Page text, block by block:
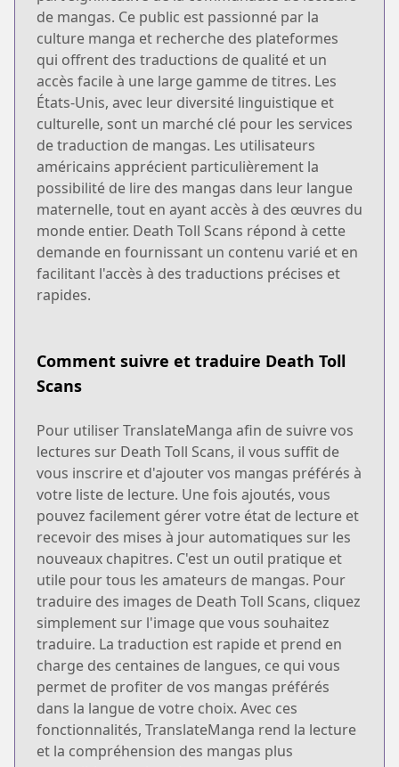
de mangas. Ce public est passionné par la
culture manga et recherche des plateformes
qui offrent des traductions de qualité et un
accès facile à une large gamme de titres. Les
États-Unis, avec leur diversité linguistique et
culturelle, sont un marché clé pour les services
de traduction de mangas. Les utilisateurs
américains apprécient particulièrement la
possibilité de lire des mangas dans leur langue
maternelle, tout en ayant accès à des œuvres du
monde entier. Death Toll Scans répond à cette
demande en fournissant un contenu varié et en
facilitant l'accès à des traductions précises et
rapides.
Comment suivre et traduire Death Toll
Scans
Pour utiliser TranslateManga afin de suivre vos
lectures sur Death Toll Scans, il vous suffit de
vous inscrire et d'ajouter vos mangas préférés à
votre liste de lecture. Une fois ajoutés, vous
pouvez facilement gérer votre état de lecture et
recevoir des mises à jour automatiques sur les
nouveaux chapitres. C'est un outil pratique et
utile pour tous les amateurs de mangas. Pour
traduire des images de Death Toll Scans, cliquez
simplement sur l'image que vous souhaitez
traduire. La traduction est rapide et prend en
charge des centaines de langues, ce qui vous
permet de profiter de vos mangas préférés
dans la langue de votre choix. Avec ces
fonctionnalités, TranslateManga rend la lecture
et la compréhension des mangas plus